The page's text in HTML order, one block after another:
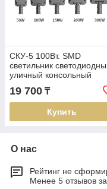
СКУ-5 100Вт. SMD
светильник
уличный консольный
19 700 ₸
Купить
О нас
Рейтинг не
Менее 5 отзывов